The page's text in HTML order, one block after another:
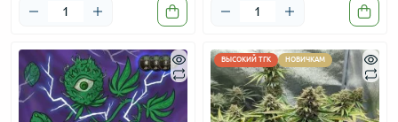
ВЫСОКИЙ ТГК НОВИЧКАМ